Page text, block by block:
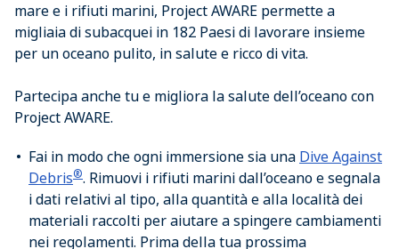
mare e i rifiuti marini, Project AWARE permette a
migliaia di subacquei in 182 Paesi di lavorare insieme
per un oceano pulito, in salute e ricco di vita.
Partecipa anche tu e migliora la salute dell’oceano con
Project AWARE.
Fai in modo che ogni immersione sia una Dive Against
Debris®. Rimuovi i rifiuti marini dall’oceano e segnala
i dati relativi al tipo, alla quantità e alla località dei
materiali raccolti per aiutare a spingere cambiamenti
nei regolamenti. Prima della tua prossima